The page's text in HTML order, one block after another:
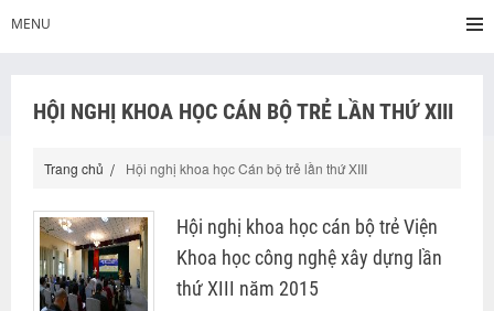
MENU
HỘI NGHỊ KHOA HỌC CÁN BỘ TRẺ LẦN THỨ XIII
Trang chủ Hội nghị khoa học Cán bộ trẻ lần thứ XIII
Hội nghị khoa học cán bộ trẻ Viện
Khoa học công nghệ xây dựng lần
thứ XIII năm 2015